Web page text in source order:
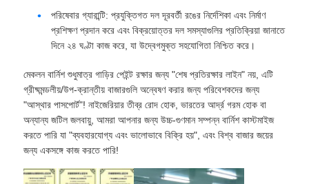
পরিষেবার গ্যারান্টি: প্রযুক্তিগত দল দূরবর্তী রঙের নির্দেশিকা এবং নির্মাণ
প্রশিক্ষণ প্রদান করে এবং বিক্রয়োত্তর দল সমস্যাগুলির প্রতিক্রিয়া জানাতে
দিনে ২৪ ঘণ্টা কাজ করে, যা উদ্বেগমুক্ত সহযোগিতা নিশ্চিত করে।
মেকলন বার্নিশ শুধুমাত্র গাড়ির পেইন্ট রক্ষার জন্য "শেষ প্রতিরক্ষার লাইন" নয়, এটি
গ্রীষ্মমন্ডলীয়/উপ-ক্রান্তীয় বাজারগুলি অন্বেষণ করার জন্য পরিবেশকদের জন্য
"আস্থার পাসপোর্ট"! নাইজেরিয়ার তীব্র রোদ হোক, ভারতের আর্দ্র গরম হোক বা
অন্যান্য জটিল জলবায়ু, আমরা আপনার জন্য উচ্চ-গুণমান সম্পন্ন বার্নিশ কাস্টমাইজ
করতে পারি যা "ব্যবহারযোগ্য এবং ভালোভাবে বিক্রি হয়", এবং বিশ্ব বাজার জয়ের
জন্য একসঙ্গে কাজ করতে পারি!